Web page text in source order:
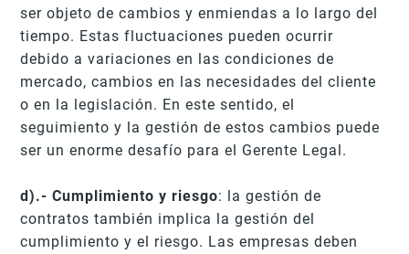
ser objeto de cambios y enmiendas a lo largo del
tiempo. Estas fluctuaciones pueden ocurrir
debido a variaciones en las condiciones de
mercado, cambios en las necesidades del cliente
o en la legislación. En este sentido, el
seguimiento y la gestión de estos cambios puede
ser un enorme desafío para el Gerente Legal.
d).- Cumplimiento y riesgo: la gestión de
contratos también implica la gestión del
cumplimiento y el riesgo. Las empresas deben